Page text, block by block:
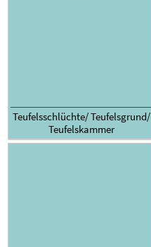
Teufelsschlüchte/ Teufelsgrund/
Teufelskammer